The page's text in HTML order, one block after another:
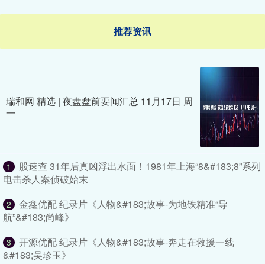
推荐资讯
瑞和网 精选 | 夜盘盘前要闻汇总 11月17日 周
一
1
股速查 31年后真凶浮出水面！1981年上海“8&#183;8”系列
电击杀人案侦破始末
2
金鑫优配 纪录片《人物&#183;故事-为地铁精准“导
航”&#183;尚峰》
3
开源优配 纪录片《人物&#183;故事-奔走在救援一线
&#183;吴珍玉》